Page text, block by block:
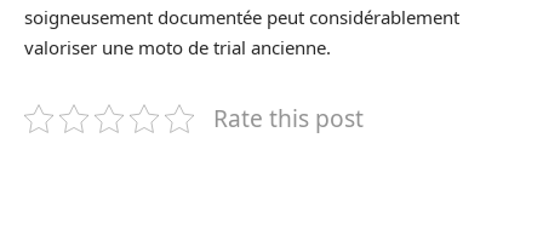
soigneusement documentée peut considérablement
valoriser une moto de trial ancienne.
Rate this post